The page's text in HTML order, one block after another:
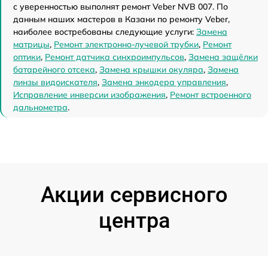
с уверенностью выполнят ремонт Veber NVB 007. По
данным наших мастеров в Казани по ремонту Veber,
наиболее востребованы следующие услуги: Замена
матрицы, Ремонт электронно-лучевой трубки, Ремонт
оптики, Ремонт датчика синхроимпульсов, Замена защёлки
батарейного отсека, Замена крышки окуляра, Замена
линзы видоискателя, Замена энкодера управления,
Исправление инверсии изображения, Ремонт встроенного
дальнометра.
Акции сервисного
центра